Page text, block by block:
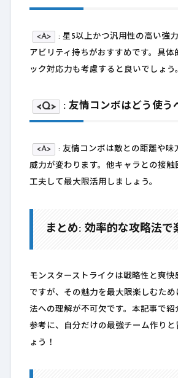
<A> : 星5以上かつ汎用性の高い強
アビリティ持ちがおすすめです。具体
ック対応力も考慮すると良いでしょう
<Q> : 友情コンボはどう使う
<A> : 友情コンボは敵との距離や味
威力が変わります。他キャラとの接触
工夫して最大限活用しましょう。
まとめ: 効率的な攻略法で
モンスターストライクは戦略性と爽快
ですが、その魅力を最大限楽しむた
法への理解が不可欠です。本記事で紹
参考に、自分だけの最強チーム作りと
ょう！